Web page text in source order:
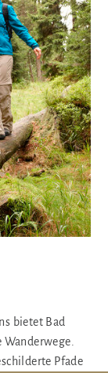
bietet Bad
Pfade